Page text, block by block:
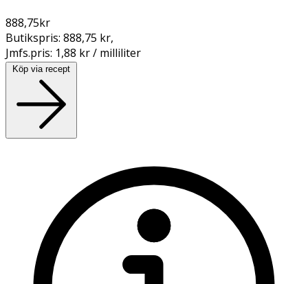
888,75kr
Butikspris: 888,75 kr,
Jmfs.pris: 1,88 kr / milliliter
Köp via recept